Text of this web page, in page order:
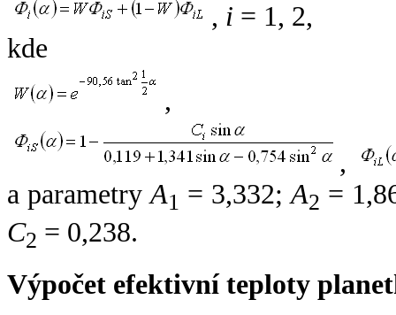
, i = 1, 2,
kde
,
,
a parametryA1 = 3,332;A2 =
C2 = 0,238.
Výpočet efektivní teploty